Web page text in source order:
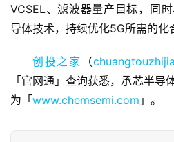
道
观
察
初
VCSEL、滤波器量产目标，同
导体技术，持续优化5G所需的化
创投之家 （
「官网通」查询获悉，承芯半
为「www.chemsemi.com 」。